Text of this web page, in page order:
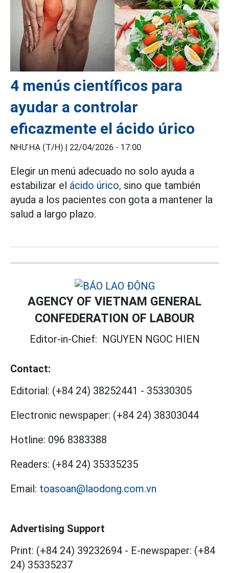
4 menús científicos para
ayudar a controlar
eficazmente el ácido úrico
NHƯ HẠ (T/H) | 22/04/2026 - 17:00
Elegir un menú adecuado no solo ayuda a
estabilizar el ácido úrico, sino que también
ayuda a los pacientes con gota a mantener la
salud a largo plazo.
AGENCY OF VIETNAM GENERAL
CONFEDERATION OF LABOUR
Editor-in-Chief: NGUYEN NGOC HIEN
Contact:
Editorial: (+84 24) 38252441 - 35330305
Electronic newspaper: (+84 24) 38303044
Hotline: 096 8383388
Readers: (+84 24) 35335235
Email: toasoan@laodong.com.vn
Advertising Support
Print: (+84 24) 39232694 - E-newspaper: (+84
24) 35335237